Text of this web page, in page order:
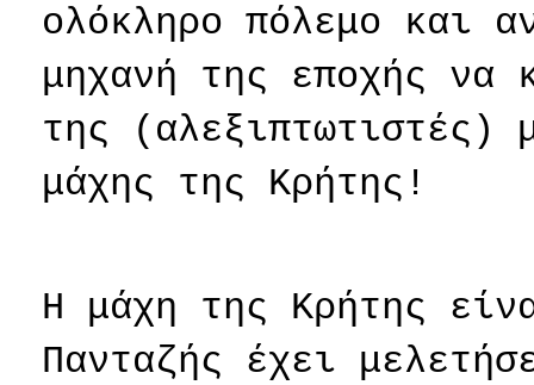
ολόκληρο πόλεμο και
μηχανή της εποχής να
της (αλεξιπτωτιστές)
μάχης της Κρήτης!
Η μάχη της Κρήτης
Πανταζής έχει